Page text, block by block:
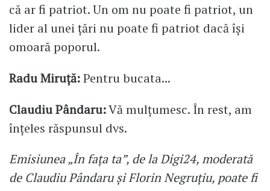
că ar fi patriot. Un om nu poate fi patriot, un
lider al unei țări nu poate fi patriot dacă își
omoară poporul.
Radu Miruță:Pentru bucata...
Claudiu Pândaru:Vă mulțumesc. În rest, am
înțeles răspunsul dvs.
Emisiunea „În fața ta”, de la Digi24, moderată
de Claudiu Pândaru și Florin Negruțiu, poate fi